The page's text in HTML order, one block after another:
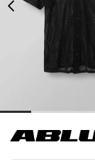
399,00 TL
739,90 TL